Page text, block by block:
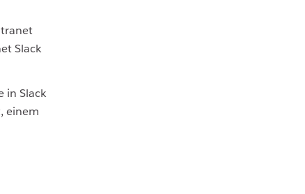
Slack
in Slack
einem